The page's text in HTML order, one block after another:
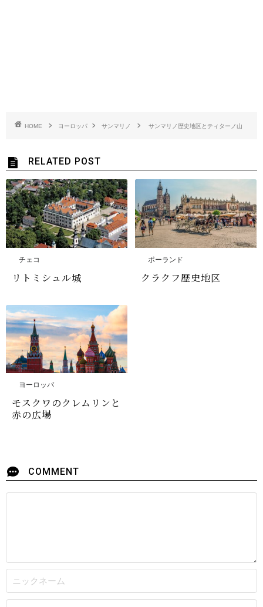
HOME ヨーロッパ サンマリノ サンマリノ歴史地区とティターノ山
RELATED POST
チェコ
リトミシュル城
ポーランド
クラクフ歴史地区
ヨーロッパ
モスクワのクレムリンと
赤の広場
COMMENT